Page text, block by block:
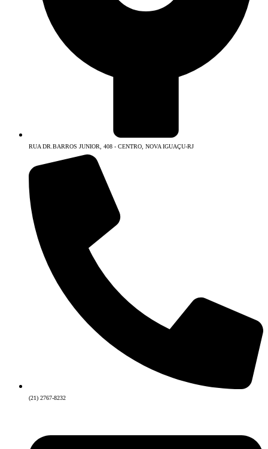
RUA DR.BARROS JUNIOR, 408 - CENTRO, NOVA IGUAÇU-RJ
(21) 2767-8232